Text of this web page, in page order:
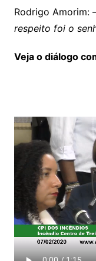
Rodrigo Amorim:
respeito foi o
Veja o diálogo